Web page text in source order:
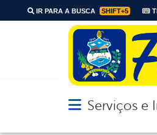
IR PARA A BUSCA SHIFT+5
Abrir menu
Serviços e